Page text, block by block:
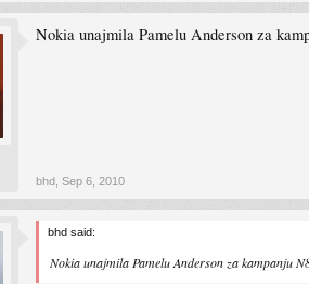
Nokia unajmila Pamelu Anderson za
bhd Sep 6, 2010
bhd said:
Nokia unajmila Pamelu Anderson za kampanju